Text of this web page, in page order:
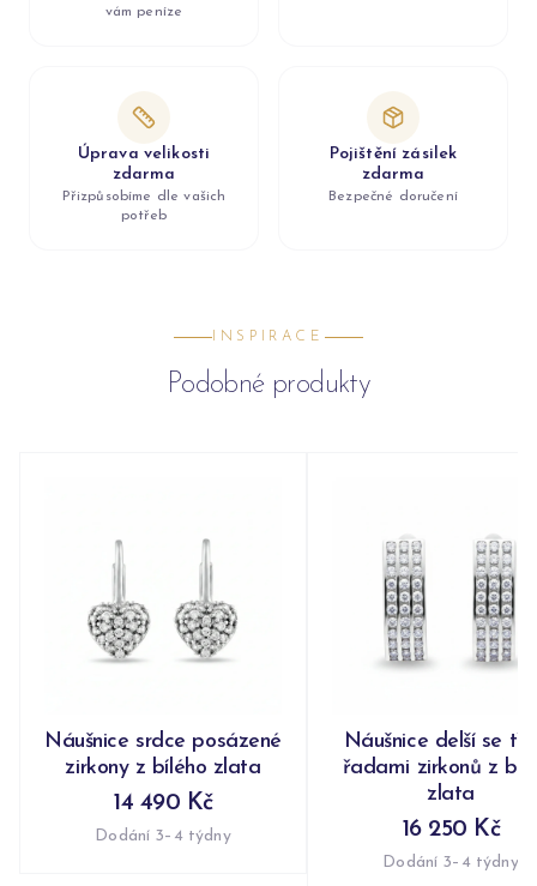
vám peníze
Úprava velikosti
zdarma
Přizpůsobíme dle vašich
potřeb
Pojištění zásilek
zdarma
Bezpečné doručení
INSPIRACE
Podobné produkty
Náušnice srdce posázené
zirkony z bílého zlata
14 490 Kč
Dodání 3–4 týdny
Náušnice delší se
řadami zirkonů z
zlata
16 250 Kč
Dodání 3–4 týdny